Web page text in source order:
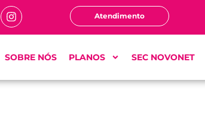
Atendimento
SOBRE NÓS PLANOS SEC NOVONET